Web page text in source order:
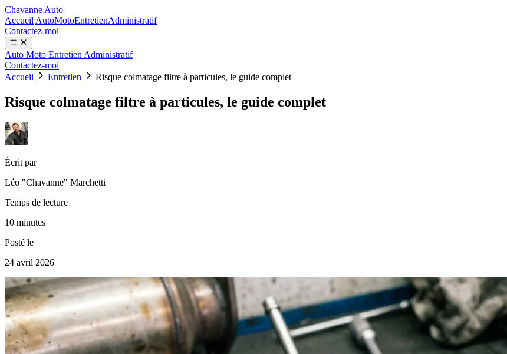
Chavanne Auto
Accueil AutoMotoEntretienAdministratif
Contactez-moi
Auto Moto Entretien Administratif
Contactez-moi
Accueil
Entretien Risque colmatage filtre à particules, le guide complet
Risque colmatage filtre à particules, le guide complet
Écrit par
Léo "Chavanne" Marchetti
Temps de lecture
10 minutes
Posté le
24 avril 2026